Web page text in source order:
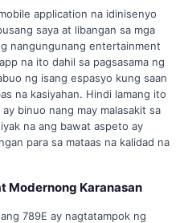
application na idinisenyo
saya at libangan sa mga
nangungunang entertainment
na ito dahil sa pagsasama ng
ng isang espasyo kung saan
na kasiyahan. Hindi lamang ito
binuo nang may malasakit sa
na ang bawat aspeto ay
para sa mataas na kalidad na
Modernong Karanasan
789E ay nagtatampok ng